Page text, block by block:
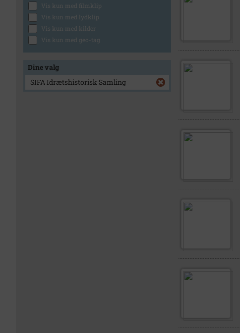
Vis kun med filmklip
Vis kun med lydklip
Vis kun med kilder
Vis kun med geo-tag
Dine valg
SIFA Idrætshistorisk Samling